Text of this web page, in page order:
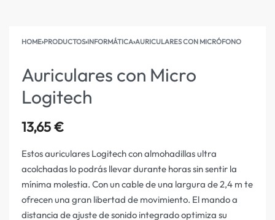
HOME›PRODUCTOS›INFORMÁTICA›AURICULARES CON MICRÓFONO
Auriculares con Micro
Logitech
13,65€
Estos auriculares Logitech con almohadillas ultra
acolchadas lo podrás llevar durante horas sin sentir la
mínima molestia. Con un cable de una largura de 2,4 m te
ofrecen una gran libertad de movimiento. El mando a
distancia de ajuste de sonido integrado optimiza su